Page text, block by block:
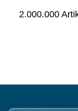
2.000.000